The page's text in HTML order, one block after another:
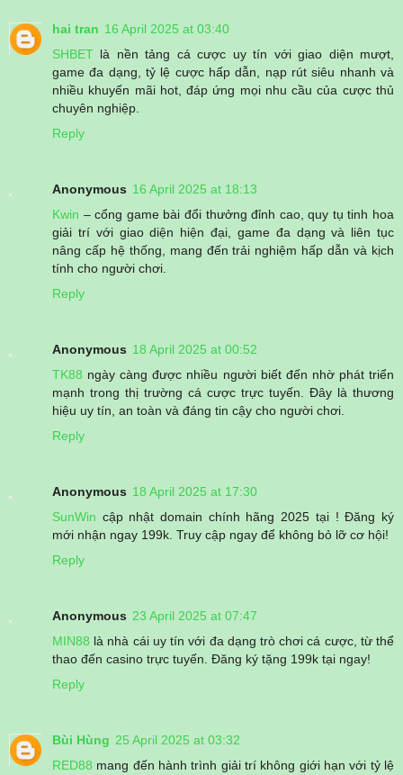
hai tran 16 April 2025 at 03:40
SHBET là nền tảng cá cược uy tín với giao diện mượt,
game đa dạng, tỷ lệ cược hấp dẫn, nạp rút siêu nhanh và
nhiều khuyến mãi hot, đáp ứng mọi nhu cầu của cược thủ
chuyên nghiệp.
Reply
Anonymous 16 April 2025 at 18:13
Kwin – cổng game bài đổi thưởng đỉnh cao, quy tụ tinh hoa
giải trí với giao diện hiện đại, game đa dạng và liên tục
nâng cấp hệ thống, mang đến trải nghiệm hấp dẫn và kịch
tính cho người chơi.
Reply
Anonymous 18 April 2025 at 00:52
TK88 ngày càng được nhiều người biết đến nhờ phát triển
mạnh trong thị trường cá cược trực tuyến. Đây là thương
hiệu uy tín, an toàn và đáng tin cậy cho người chơi.
Reply
Anonymous 18 April 2025 at 17:30
SunWin cập nhật domain chính hãng 2025 tại ! Đăng ký
mới nhận ngay 199k. Truy cập ngay để không bỏ lỡ cơ hội!
Reply
Anonymous 23 April 2025 at 07:47
MIN88 là nhà cái uy tín với đa dạng trò chơi cá cược, từ thể
thao đến casino trực tuyến. Đăng ký tặng 199k tại ngay!
Reply
Bùi Hùng 25 April 2025 at 03:32
RED88 mang đến hành trình giải trí không giới hạn với tỷ lệ